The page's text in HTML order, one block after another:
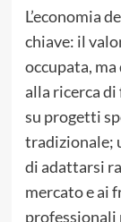
L’economia
chiave: il
occupata, ma
alla ricerca
su progetti
tradizionale;
di adattarsi
mercato e ai
professionali